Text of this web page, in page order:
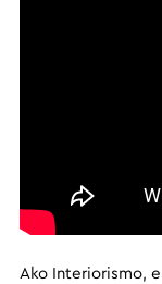
Ako Interiorismo,